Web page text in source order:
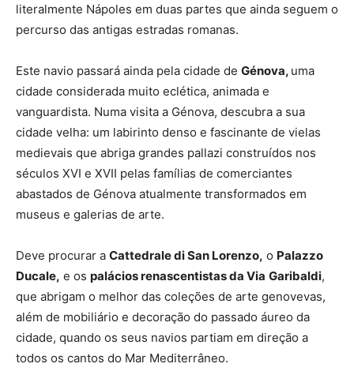
literalmente Nápoles em duas partes que ainda seguem o
percurso das antigas estradas romanas.
Este navio passará ainda pela cidade de Génova, uma
cidade considerada muito eclética, animada e
vanguardista. Numa visita a Génova, descubra a sua
cidade velha: um labirinto denso e fascinante de vielas
medievais que abriga grandes pallazi construídos nos
séculos XVI e XVII pelas famílias de comerciantes
abastados de Génova atualmente transformados em
museus e galerias de arte.
Deve procurar a Cattedrale di San Lorenzo, o Palazzo
Ducale, e os palácios renascentistas da Via Garibaldi,
que abrigam o melhor das coleções de arte genovevas,
além de mobiliário e decoração do passado áureo da
cidade, quando os seus navios partiam em direção a
todos os cantos do Mar Mediterrâneo.